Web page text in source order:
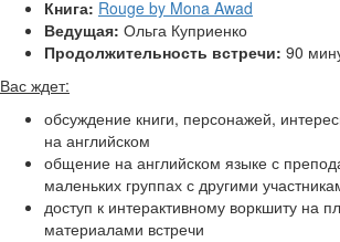
Книга: Rouge by Mona Awad
Ведущая: Ольга Куприенко
Продолжительность встречи: 90
Вас ждет:
обсуждение книги, персонажей,
на английском
общение на английском языке с
маленьких группах с другими
доступ к интерактивному воркшиту на
материалами встречи